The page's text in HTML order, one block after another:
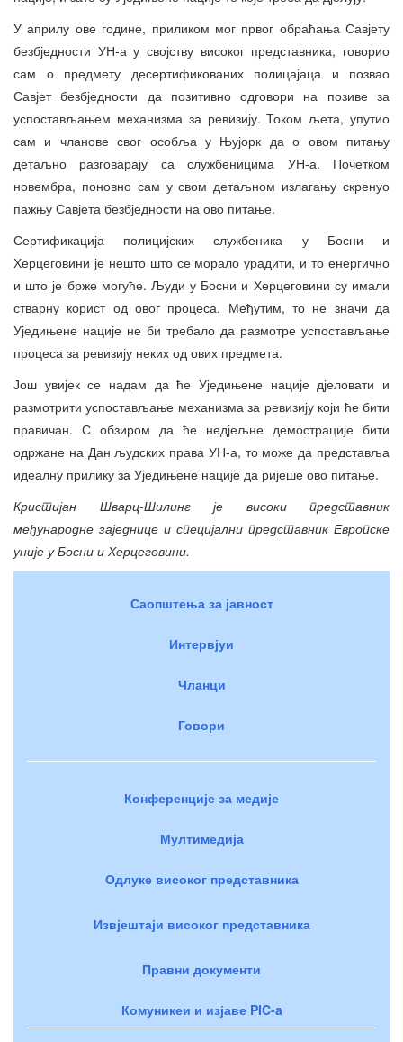
У априлу ове године, приликом мог првог обраћања Савјету
безбједности УН-а у својству високог представника, говорио
сам о предмету десертификованих полицајаца и позвао
Савјет безбједности да позитивно одговори на позиве за
успостављањем механизма за ревизију. Током љета, упутио
сам и чланове свог особља у Њујорк да о овом питању
детаљно разговарају са службеницима УН-а. Почетком
новембра, поновно сам у свом детаљном излагању скренуо
пажњу Савјета безбједности на ово питање.
Сертификација полицијских службеника у Босни и
Херцеговини је нешто што се морало урадити, и то енергично
и што је брже могуће. Људи у Босни и Херцеговини су имали
стварну корист од овог процеса. Међутим, то не значи да
Уједињене нације не би требало да размотре успостављање
процеса за ревизију неких од ових предмета.
Још увијек се надам да ће Уједињене нације дјеловати и
размотрити успостављање механизма за ревизију који ће бити
правичан. С обзиром да ће недјељне демострације бити
одржане на Дан људских права УН-а, то може да представља
идеалну прилику за Уједињене нације да ријеше ово питање.
Кристијан Шварц-Шилинг је високи представник
међународне заједнице и специјални представник Европске
уније у Босни и Херцеговини.
Саопштења за јавност
Интервјуи
Чланци
Говори
Конференције за медије
Мултимедија
Одлуке високог представника
Извјештаји високог представника
Правни документи
Комуникеи и изјаве PIC-a